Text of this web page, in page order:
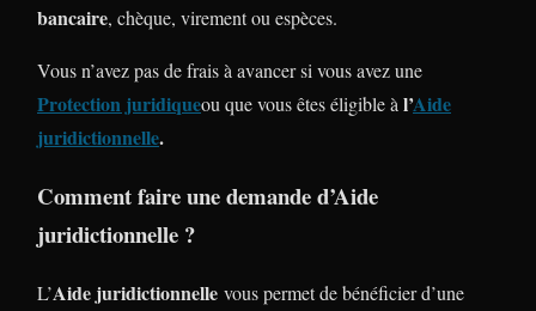
bancaire, chèque, virement ou espèces.
Vous n’avez pas de frais à avancer si vous avez une
Protection juridiqueou que vous êtes éligible àl’Aide
juridictionnelle.
Comment faire une demande d’Aide
juridictionnelle ?
L’Aide juridictionnelle vous permet de bénéficier d’une